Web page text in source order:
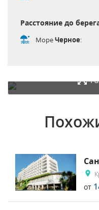
Расстояние до
МореЧерное:
от